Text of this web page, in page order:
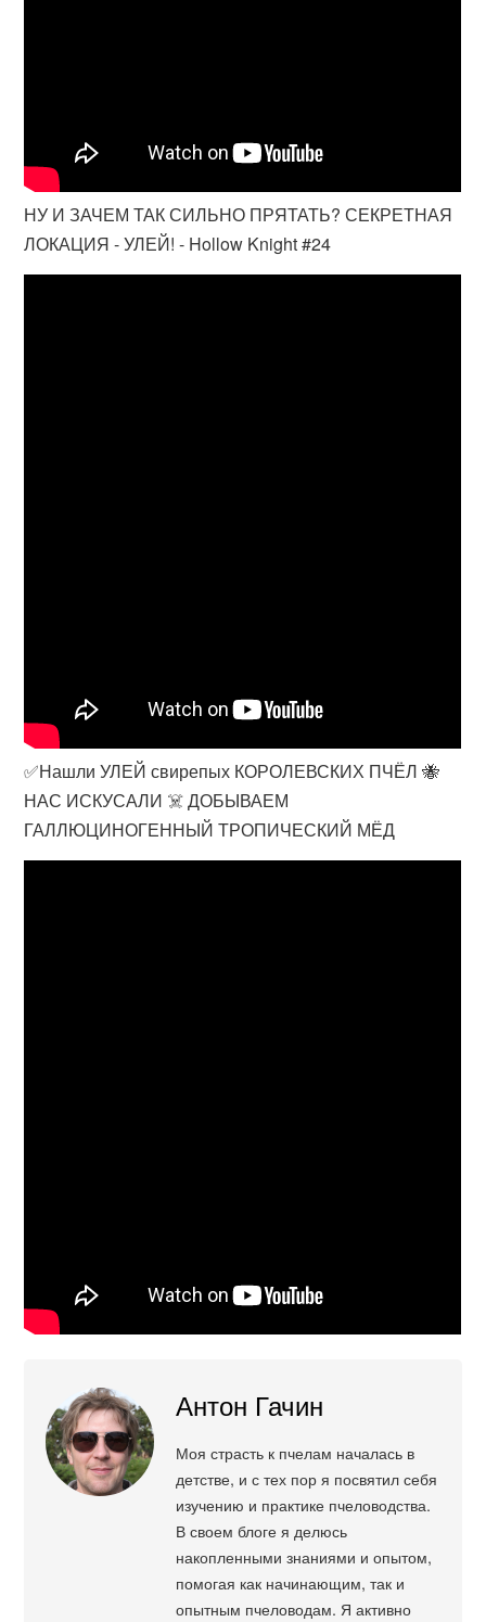
НУ И ЗАЧЕМ ТАК СИЛЬНО ПРЯТАТЬ? СЕКРЕТНАЯ
ЛОКАЦИЯ - УЛЕЙ! - Hollow Knight #24
✅Нашли УЛЕЙ свирепых КОРОЛЕВСКИХ ПЧЁЛ 🐝
НАС ИСКУСАЛИ ☠️ ДОБЫВАЕМ
ГАЛЛЮЦИНОГЕННЫЙ ТРОПИЧЕСКИЙ МЁД
Антон Гачин
Моя страсть к пчелам началась в
детстве, и с тех пор я посвятил себя
изучению и практике пчеловодства.
В своем блоге я делюсь
накопленными знаниями и опытом,
помогая как начинающим, так и
опытным пчеловодам. Я активно